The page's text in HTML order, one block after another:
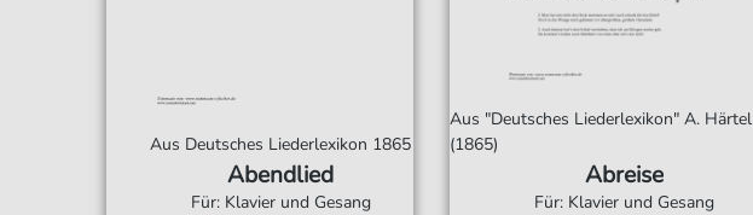
Aus Deutsches Liederlexikon 1865
Abendlied
Für: Klavier und Gesang
Aus "Deutsches Liederlexikon" A. Härtel
(1865)
Abreise
Für: Klavier und Gesang